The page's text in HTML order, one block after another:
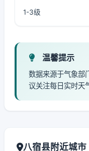
1-3级
温馨提示
数据来源于气象部
议关注每日实时天
八宿县附近城市